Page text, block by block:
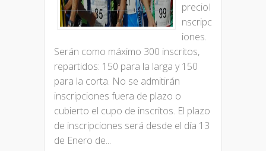
precioI
nscripc
iones.
Serán como máximo 300 inscritos,
repartidos: 150 para la larga y 150
para la corta. No se admitirán
inscripciones fuera de plazo o
cubierto el cupo de inscritos. El plazo
de inscripciones será desde el día 13
de Enero de...